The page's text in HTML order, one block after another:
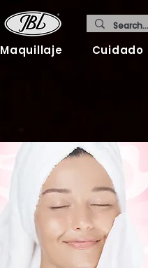
Maquillaje Cuidado